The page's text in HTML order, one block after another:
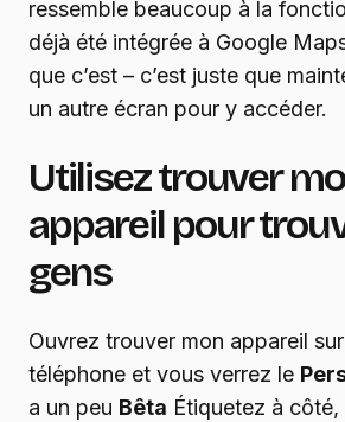
ressemble beaucoup à la
déjà été intégrée à Google
que c’est – c’est juste que
un autre écran pour y accéder.
Utilisez trouver
appareil pour
gens
Ouvrez trouver mon appareil
téléphone et vous verrez le
a un peu Bêta Étiquetez à